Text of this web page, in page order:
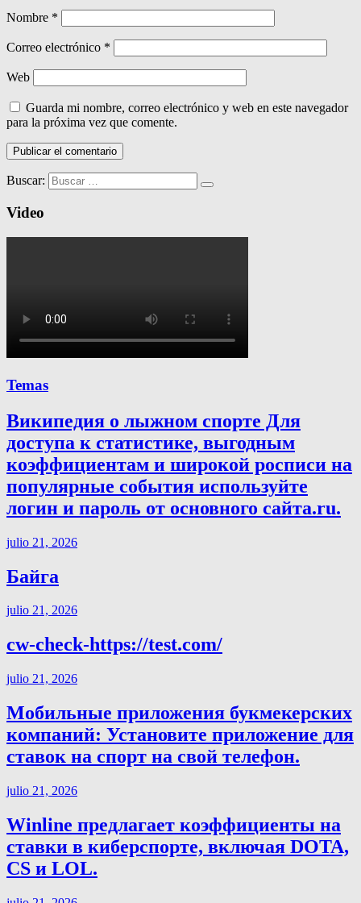
Nombre *
Correo electrónico *
Web
Guarda mi nombre, correo electrónico y web en este navegador
para la próxima vez que comente.
Buscar:
Video
Temas
Википедия о лыжном спорте Для
доступа к статистике, выгодным
коэффициентам и широкой росписи на
популярные события используйте
логин и пароль от основного сайта.ru.
julio 21, 2026
Байга
julio 21, 2026
cw-check-https://test.com/
julio 21, 2026
Мобильные приложения букмекерских
компаний: Установите приложение для
ставок на спорт на свой телефон.
julio 21, 2026
Winline предлагает коэффициенты на
ставки в киберспорте, включая DOTA,
CS и LOL.